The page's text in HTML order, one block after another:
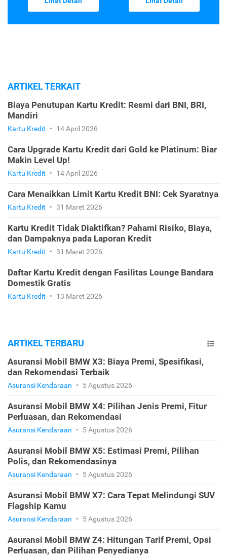
ARTIKEL TERKAIT
Biaya Penutupan Kartu Kredit: Resmi dari BNI, BRI,
Mandiri
Kartu Kredit • 14 April 2026
Cara Upgrade Kartu Kredit dari Gold ke Platinum: Biar
Makin Level Up!
Kartu Kredit • 14 April 2026
Cara Menaikkan Limit Kartu Kredit BNI: Cek Syaratnya
Kartu Kredit • 31 Maret 2026
Kartu Kredit Tidak Diaktifkan? Pahami Risiko, Biaya,
dan Dampaknya pada Laporan Kredit
Kartu Kredit • 31 Maret 2026
Daftar Kartu Kredit dengan Fasilitas Lounge Bandara
Domestik Gratis
Kartu Kredit • 13 Maret 2026
ARTIKEL TERBARU
Asuransi Mobil BMW X3: Biaya Premi, Spesifikasi,
dan Rekomendasi Terbaik
Asuransi Kendaraan • 5 Agustus 2026
Asuransi Mobil BMW X4: Pilihan Jenis Premi, Fitur
Perluasan, dan Rekomendasi
Asuransi Kendaraan • 5 Agustus 2026
Asuransi Mobil BMW X5: Estimasi Premi, Pilihan
Polis, dan Rekomendasinya
Asuransi Kendaraan • 5 Agustus 2026
Asuransi Mobil BMW X7: Cara Tepat Melindungi SUV
Flagship Kamu
Asuransi Kendaraan • 5 Agustus 2026
Asuransi Mobil BMW Z4: Hitungan Tarif Premi, Opsi
Perluasan, dan Pilihan Penyedianya